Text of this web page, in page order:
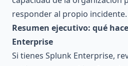
responder al propio incidente.
Resumen ejecutivo: qué
Enterprise
Si tienes Splunk Enterprise,